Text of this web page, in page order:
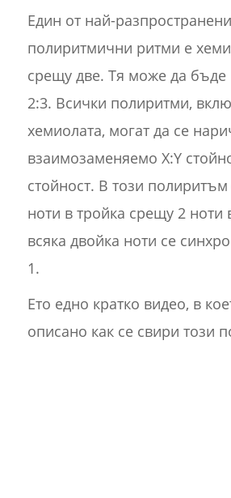
Един от най-
полиритмични ритми е
срещу две. Тя може да бъде
2:3. Всички полиритми,
хемиолата, могат да се
взаимозаменяемо X:Y
стойност. В този полиритъм
ноти в тройка срещу 2 ноти
всяка двойка ноти се
1.
Ето едно кратко видео, в
описано как се свири този